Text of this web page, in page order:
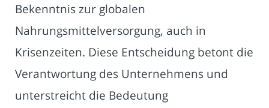
Bekenntnis zur globalen
Nahrungsmittelversorgung, auch in
Krisenzeiten. Diese Entscheidung betont die
Verantwortung des Unternehmens und
unterstreicht die Bedeutung